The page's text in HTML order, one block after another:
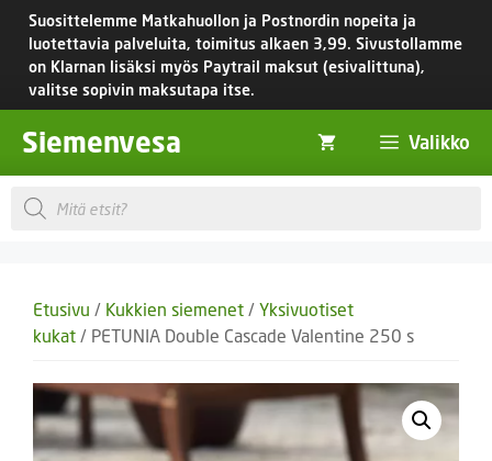
Siirry
sisältöön
Suosittelemme Matkahuollon ja Postnordin nopeita ja
luotettavia palveluita, toimitus alkaen 3,99. Sivustollamme
on Klarnan lisäksi myös Paytrail maksut (esivalittuna),
valitse sopivin maksutapa itse.
Siemenvesa Valikko
Products
search
Etusivu / Kukkien siemenet / Yksivuotiset
kukat / PETUNIA Double Cascade Valentine 250 s